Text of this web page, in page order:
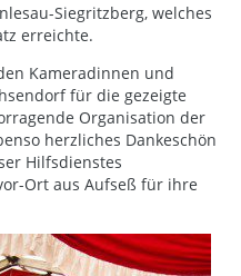
Siegritzberg, welches
erreichte.
Kameradinnen und
für die gezeigte
Organisation der
herzliches Dankeschön
Hilfsdienstes
Ort aus Aufseß für ihre